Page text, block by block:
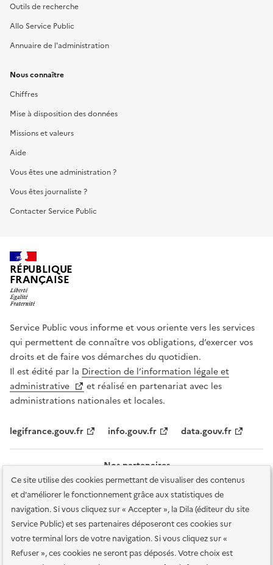
Ce site utilise des cookies permettant de visualiser des contenus
et d'améliorer le fonctionnement grâce aux statistiques de
navigation. Si vous cliquez sur « Accepter », la Dila (éditeur du site
Service Public) et ses partenaires déposeront ces cookies sur
votre terminal lors de votre navigation. Si vous cliquez sur «
Refuser », ces cookies ne seront pas déposés. Votre choix est
Outils de recherche
Allo Service Public
Annuaire de l'administration
Nous connaître
Chiffres
Mise à disposition des données
Missions et valeurs
Aide
Vous êtes une administration ?
Vous êtes journaliste ?
Contacter Service Public
RÉPUBLIQUE
FRANÇAISE
Service Public vous informe et vous oriente vers les services
qui permettent de connaître vos obligations, d’exercer vos
droits et de faire vos démarches du quotidien.
Il est édité par la Direction de l’information légale et
administrative
et réalisé en partenariat avec les
administrations nationales et locales.
legifrance.gouv.fr info.gouv.fr data.gouv.fr
Nos partenaires
Plan du site Accessibilité : totalement conforme
Accessibilité des